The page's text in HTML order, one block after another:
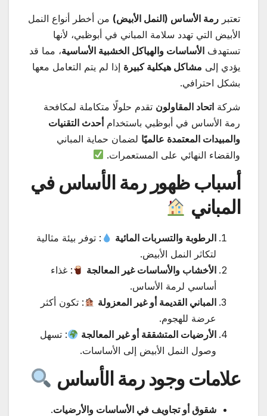
تعتبر رمة الأساس (النمل الأبيض) من أخطر أنواع النمل
الأبيض التي تهدد سلامة المباني في أبوظبي، لأنها
تستهدف الأساسات والهياكل الخشبية الأساسية، مما قد
يؤدي إلى مشاكل هيكلية كبيرة إذا لم يتم التعامل معها
بشكل احترافي.
شركة اتحاد المقاولون تقدم حلولًا متكاملة لمكافحة
رمة الأساس في أبوظبي باستخدامأحدث التقنيات
والمبيدات المعتمدة عالميًا لضمان حماية المباني
والقضاء النهائي على المستعمرات.
أسباب ظهور رمة الأساس في
المباني
الرطوبة والتسربات المائية
: توفر بيئة مثالية
لتكاثر النمل الأبيض.
الأخشاب والأساسات غير المعالجة
: غذاء
أساسي لرمة الأساس.
المباني القديمة أو غير المعزولة
: تكون أكثر
عرضة للهجوم.
الأرضيات المتشققة أو غير المعالجة
: تسهل
وصول النمل الأبيض إلى الأساسات.
علامات وجود رمة الأساس
شقوق أو تجاويف في الأساسات والأرضيات.